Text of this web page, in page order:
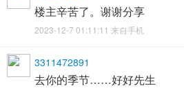
楼主辛苦了。谢谢分享
2023-12-7 01:11:11 来自手机
3311472891
去你的季节……好好先生